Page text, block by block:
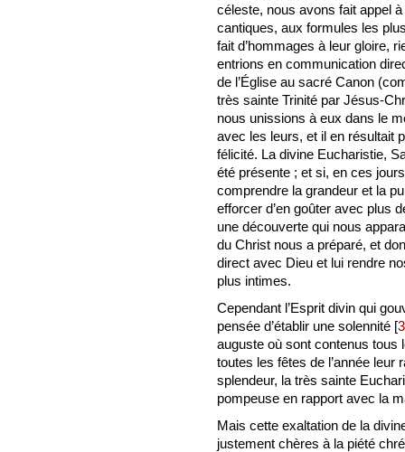
céleste, nous avons fait appel
cantiques, aux formules les
fait d’hommages à leur gloire,
entrions en communication
de l’Église au sacré Canon
très sainte Trinité par Jésus-
nous unissions à eux dans le
avec les leurs, et il en résultait
félicité. La divine Eucharistie,
été présente ; et si, en ces
comprendre la grandeur et la
efforcer d’en goûter avec plus
une découverte qui nous
du Christ nous a préparé, et
direct avec Dieu et lui rendre
plus intimes.
Cependant l’Esprit divin qui
pensée d’établir une solennité [3
auguste où sont contenus tous
toutes les fêtes de l’année leur
splendeur, la très sainte
pompeuse en rapport avec la
Mais cette exaltation de la
justement chères à la piété